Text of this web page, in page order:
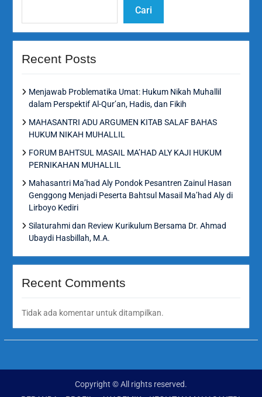
Cari
Recent Posts
Menjawab Problematika Umat: Hukum Nikah Muhallil
dalam Perspektif Al-Qur’an, Hadis, dan Fikih
MAHASANTRI ADU ARGUMEN KITAB SALAF BAHAS
HUKUM NIKAH MUHALLIL
FORUM BAHTSUL MASAIL MA’HAD ALY KAJI HUKUM
PERNIKAHAN MUHALLIL
Mahasantri Ma’had Aly Pondok Pesantren Zainul Hasan
Genggong Menjadi Peserta Bahtsul Masail Ma’had Aly di
Lirboyo Kediri
Silaturahmi dan Review Kurikulum Bersama Dr. Ahmad
Ubaydi Hasbillah, M.A.
Recent Comments
Tidak ada komentar untuk ditampilkan.
Copyright © All rights reserved.